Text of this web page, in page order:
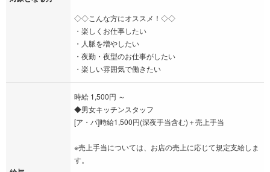
◇◇こんな方にオススメ！◇◇
・楽しくお仕事したい
・人脈を増やしたい
・夜勤・夜型のお仕事がしたい
・楽しい雰囲気で働きたい
時給 1,500円 ～
◆男女キッチンスタッフ
[ア・パ]時給1,500円(深夜手当含む)＋売上手当
※売上手当については、お店の売上に応じて規定支給しま
す。